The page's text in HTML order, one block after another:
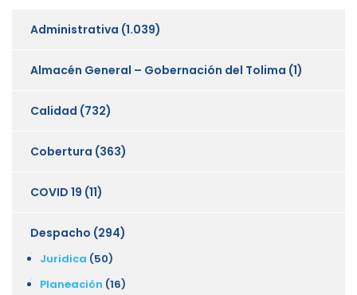
Administrativa (1.039)
Almacén General – Gobernación del Tolima (1)
Calidad (732)
Cobertura (363)
COVID 19 (11)
Despacho (294)
Juridica (50)
Planeación (16)